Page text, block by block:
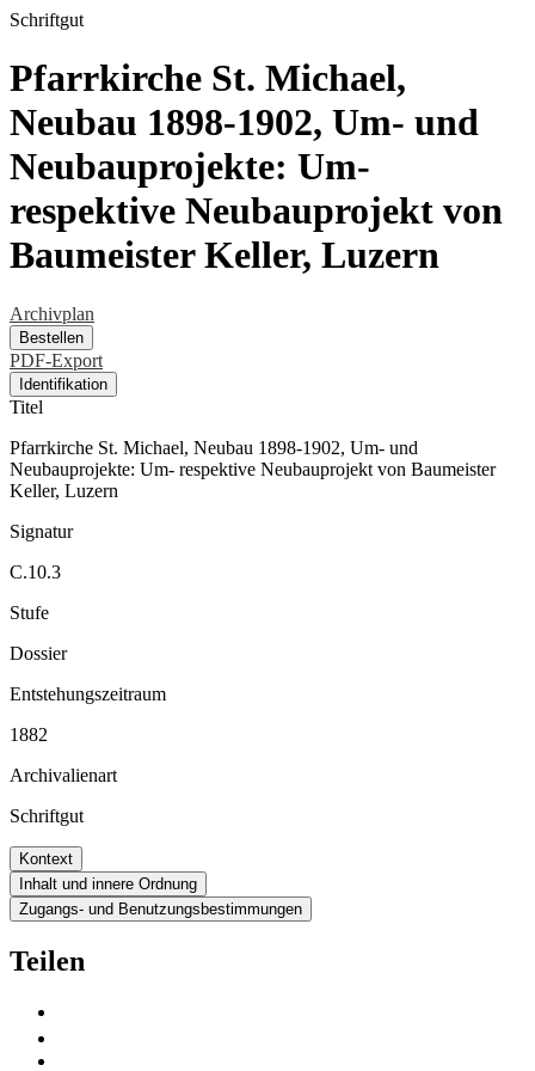
Schriftgut
Pfarrkirche St. Michael,
Neubau 1898-1902, Um- und
Neubauprojekte: Um-
respektive Neubauprojekt von
Baumeister Keller, Luzern
Archivplan
Bestellen
PDF-Export
Identifikation
Titel
Pfarrkirche St. Michael, Neubau 1898-1902, Um- und
Neubauprojekte: Um- respektive Neubauprojekt von Baumeister
Keller, Luzern
Signatur
C.10.3
Stufe
Dossier
Entstehungszeitraum
1882
Archivalienart
Schriftgut
Kontext
Inhalt und innere Ordnung
Zugangs- und Benutzungsbestimmungen
Teilen